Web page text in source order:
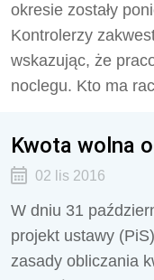
okresie zostały
Kontrolerzy
wskazując, że
noclegu. Kto ma
Kwota wolna
02 lis 2016
W dniu 31
projekt ustawy
zasady obliczania